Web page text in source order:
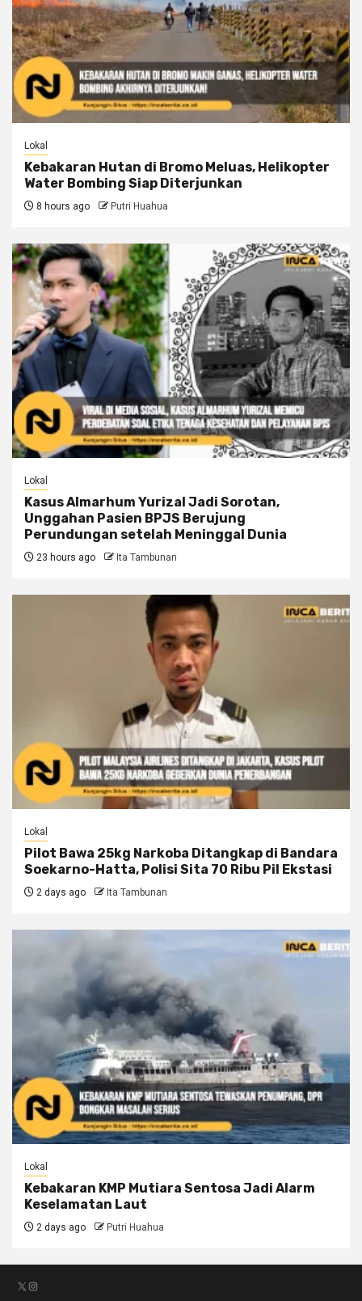
Lokal
Kebakaran Hutan di Bromo Meluas, Helikopter
Water Bombing Siap Diterjunkan
8 hours ago Putri Huahua
Lokal
Kasus Almarhum Yurizal Jadi Sorotan,
Unggahan Pasien BPJS Berujung
Perundungan setelah Meninggal Dunia
23 hours ago Ita Tambunan
Lokal
Pilot Bawa 25kg Narkoba Ditangkap di Bandara
Soekarno-Hatta, Polisi Sita 70 Ribu Pil Ekstasi
2 days ago Ita Tambunan
Lokal
Kebakaran KMP Mutiara Sentosa Jadi Alarm
Keselamatan Laut
2 days ago Putri Huahua
X Instagram